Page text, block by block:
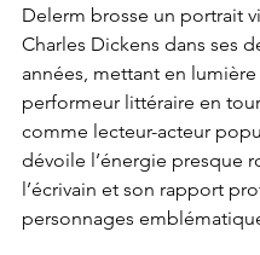
Delerm brosse un portrait
Charles Dickens dans ses
années, mettant en lumière
performeur littéraire en
comme lecteur-acteur
dévoile l’énergie presque
l’écrivain et son rapport
personnages